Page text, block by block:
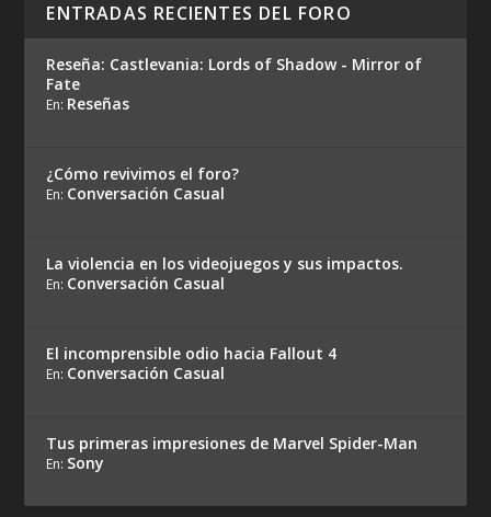
ENTRADAS RECIENTES DEL FORO
Reseña: Castlevania: Lords of Shadow - Mirror of
Fate
En: Reseñas
¿Cómo revivimos el foro?
En: Conversación Casual
La violencia en los videojuegos y sus impactos.
En: Conversación Casual
El incomprensible odio hacia Fallout 4
En: Conversación Casual
Tus primeras impresiones de Marvel Spider-Man
En: Sony